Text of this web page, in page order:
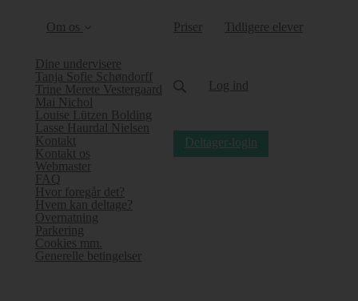
Om os
Dine undervisere
Tanja Sofie Schøndorff
Trine Merete Vestergaard
Mai Nichol
Louise Lützen Bolding
Lasse Haurdal Nielsen
Kontakt
Kontakt os
Webmaster
FAQ
Hvor foregår det?
Hvem kan deltage?
Overnatning
Parkering
Cookies mm.
Generelle betingelser
Priser Tidligere elever
Log ind
Deltager-login